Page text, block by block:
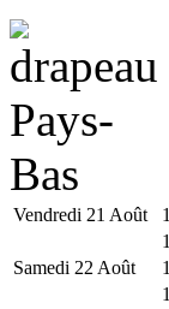
Vendredi 21 Août
Samedi 22 Août